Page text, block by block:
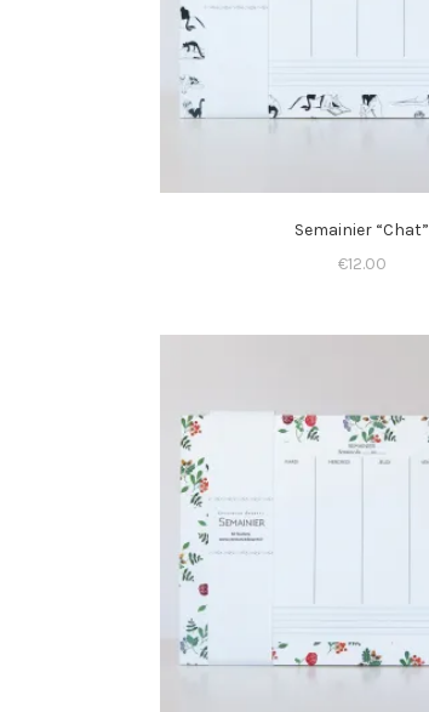
Semainier “Chat”
€12.00